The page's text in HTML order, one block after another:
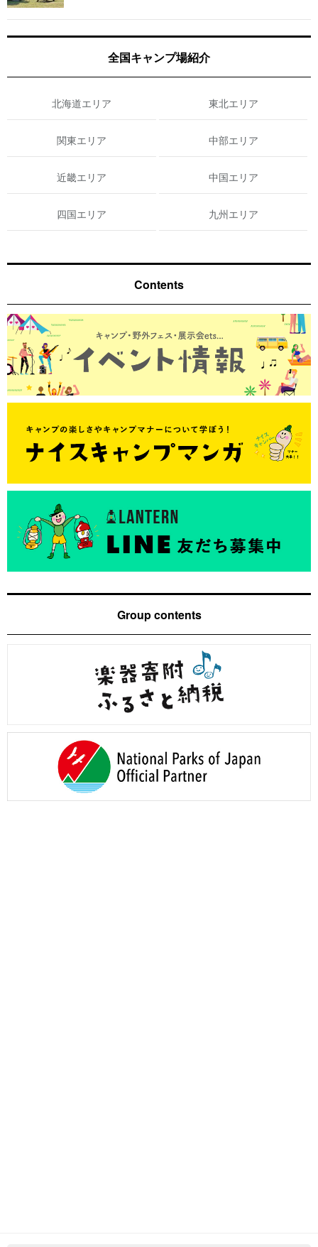
全国キャンプ場紹介
北海道エリア 東北エリア
関東エリア 中部エリア
近畿エリア 中国エリア
四国エリア 九州エリア
Contents
Group contents